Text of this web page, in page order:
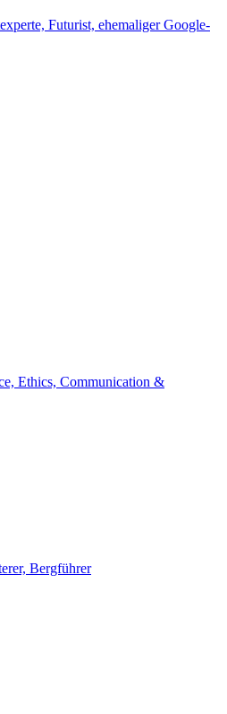
Futurist, ehemaliger Google-
Ethics, Communication &
Bergführer